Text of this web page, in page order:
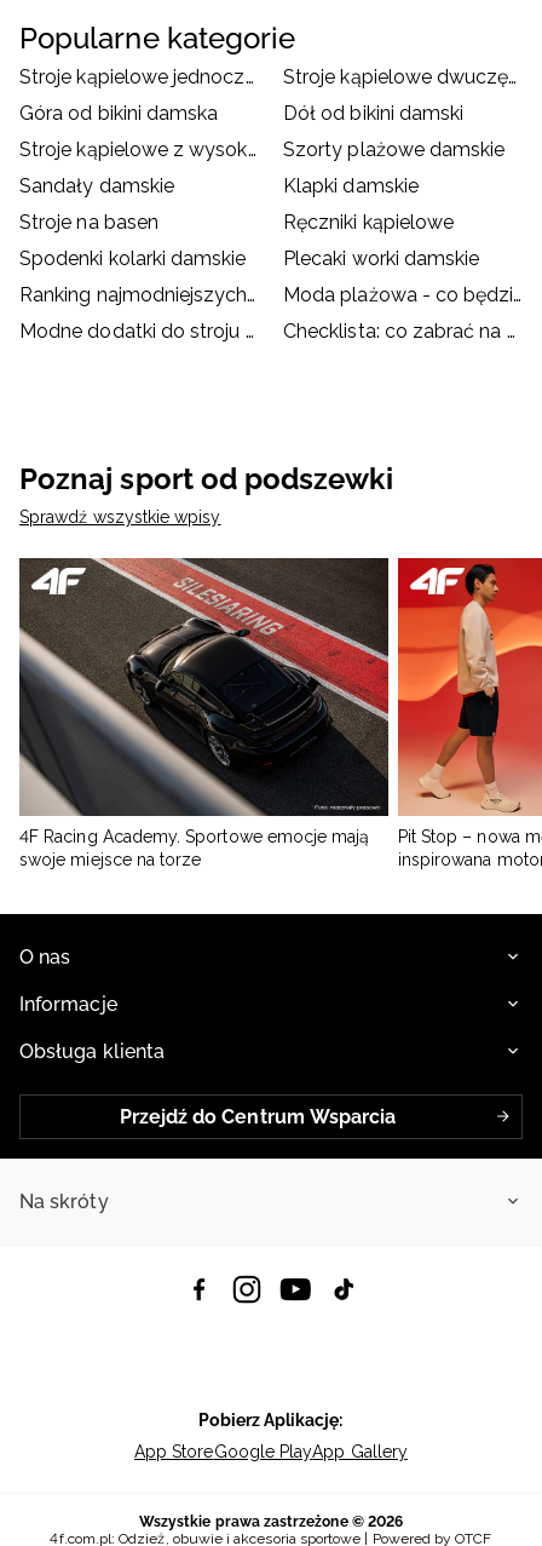
Popularne kategorie
Stroje kąpielowe jednoczęściowe damskie
Stroje kąpielowe dwuczęściowe damskie
Góra od bikini damska
Dół od bikini damski
Stroje kąpielowe z wysokim stanem
Szorty plażowe damskie
Sandały damskie
Klapki damskie
Stroje na basen
Ręczniki kąpielowe
Spodenki kolarki damskie
Plecaki worki damskie
Ranking najmodniejszych strojów kąpielowych
Moda plażowa - co będzie hitem wakacji?
Modne dodatki do stroju kąpielowego
Checklista: co zabrać na basen?
Poznaj sport od podszewki
Sprawdź wszystkie wpisy
4F Racing Academy. Sportowe emocje mają
swoje miejsce na torze
Pit Stop – nowa
inspirowana
O nas
Informacje
Obsługa klienta
Przejdź do Centrum Wsparcia
Na skróty
Pobierz Aplikację:
App StoreGoogle PlayApp Gallery
Wszystkie prawa zastrzeżone © 2026
4f.com.pl: Odzież, obuwie i akcesoria sportowe | Powered by OTCF